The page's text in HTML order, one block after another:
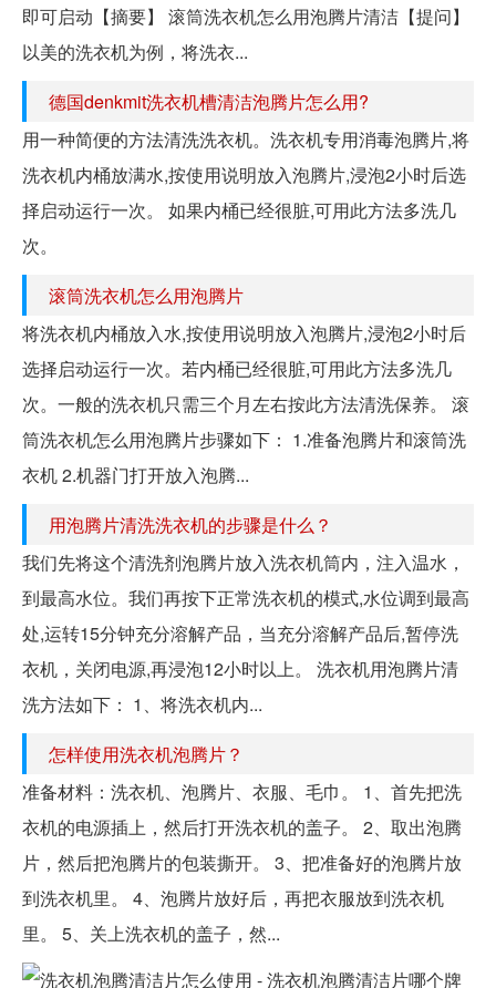
即可启动【摘要】 滚筒洗衣机怎么用泡腾片清洁【提问】
以美的洗衣机为例，将洗衣...
德国denkmit洗衣机槽清洁泡腾片怎么用?
用一种简便的方法清洗洗衣机。洗衣机专用消毒泡腾片,将
洗衣机内桶放满水,按使用说明放入泡腾片,浸泡2小时后选
择启动运行一次。 如果内桶已经很脏,可用此方法多洗几
次。
滚筒洗衣机怎么用泡腾片
将洗衣机内桶放入水,按使用说明放入泡腾片,浸泡2小时后
选择启动运行一次。若内桶已经很脏,可用此方法多洗几
次。一般的洗衣机只需三个月左右按此方法清洗保养。 滚
筒洗衣机怎么用泡腾片步骤如下： 1.准备泡腾片和滚筒洗
衣机 2.机器门打开放入泡腾...
用泡腾片清洗洗衣机的步骤是什么？
我们先将这个清洗剂泡腾片放入洗衣机筒内，注入温水，
到最高水位。我们再按下正常洗衣机的模式,水位调到最高
处,运转15分钟充分溶解产品，当充分溶解产品后,暂停洗
衣机，关闭电源,再浸泡12小时以上。 洗衣机用泡腾片清
洗方法如下： 1、将洗衣机内...
怎样使用洗衣机泡腾片？
准备材料：洗衣机、泡腾片、衣服、毛巾。 1、首先把洗
衣机的电源插上，然后打开洗衣机的盖子。 2、取出泡腾
片，然后把泡腾片的包装撕开。 3、把准备好的泡腾片放
到洗衣机里。 4、泡腾片放好后，再把衣服放到洗衣机
里。 5、关上洗衣机的盖子，然...